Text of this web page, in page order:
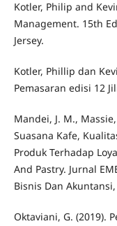
Kotler, Philip and
Management. 15th
Jersey.
Kotler, Phillip dan
Pemasaran edisi 12
Mandei, J. M.,
Suasana Kafe,
Produk Terhadap
And Pastry. Jurnal
Bisnis Dan Akuntansi,
Oktaviani, G. (2019).